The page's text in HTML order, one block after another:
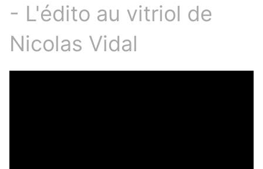
- L'édito au vitriol de
Nicolas Vidal